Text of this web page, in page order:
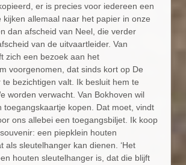
er is precies voor iedereen een
kijken allemaal naar het papier in onze
dan afscheid van Neel, die verder
van de uitvaartleider. Van
zich een bezoek aan het
voorgenomen, dat sinds kort op De
te bezichtigen valt. Ik besluit hem te
worden verwacht. Van Bokhoven wil
toegangskaartje kopen. Dat moet, vindt
ons allebei een toegangsbiljet. Ik koop
een piepklein houten
als sleutelhanger kan dienen. ‘Het
houten sleutelhanger is, dat die blijft